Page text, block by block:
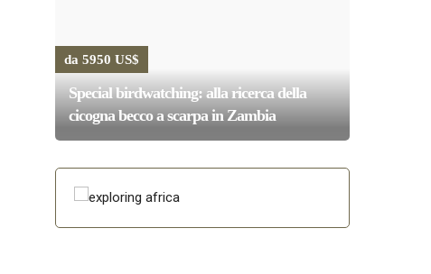
da 5950 US$
Special birdwatching: alla ricerca della
cicogna becco a scarpa in Zambia